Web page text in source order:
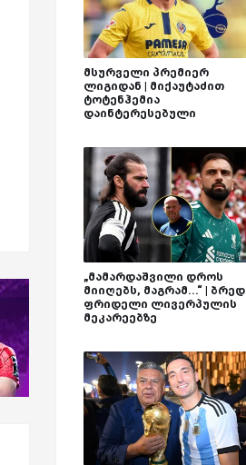
მსურველი პრემიერ
ლიგიდან | მიქაუტაძით
ტოტენჰემია
დაინტერესებული
„მამარდაშვილი დროს
მიიღებს, მაგრამ...“ | ბრედ
ფრიდელი ლივერპულის
მეკარეებზე